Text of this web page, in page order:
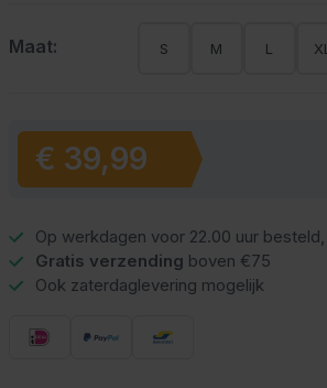
Maat: S M L XL
Vanaf:
€ 39,99
Op werkdagen voor 22.00 uur besteld,
Gratis verzending boven €75
Ook zaterdaglevering mogelijk